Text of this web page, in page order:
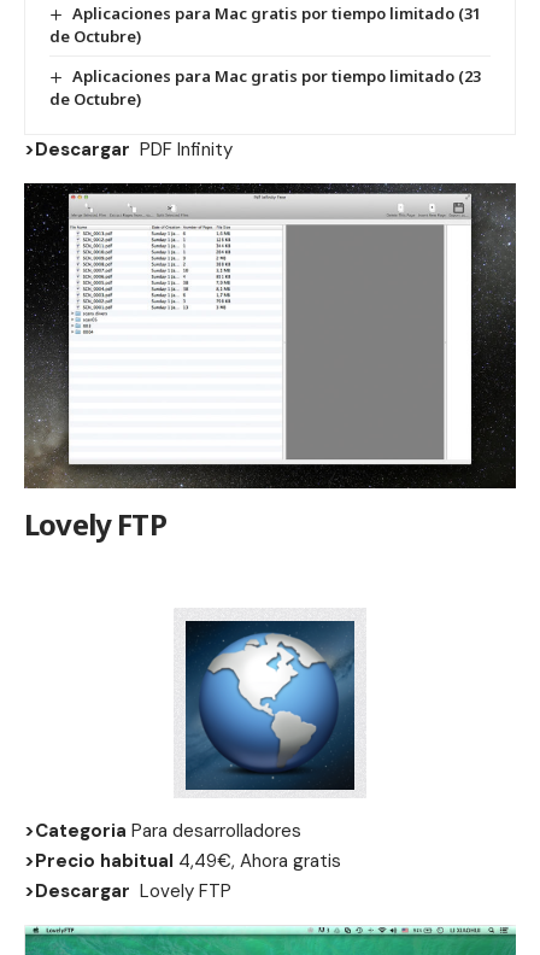
Aplicaciones para Mac gratis por tiempo limitado (31
de Octubre)
Aplicaciones para Mac gratis por tiempo limitado (23
de Octubre)
>Descargar PDF Infinity
Lovely FTP
>Categoria Para desarrolladores
>Precio habitual 4,49€, Ahora gratis
>Descargar Lovely FTP